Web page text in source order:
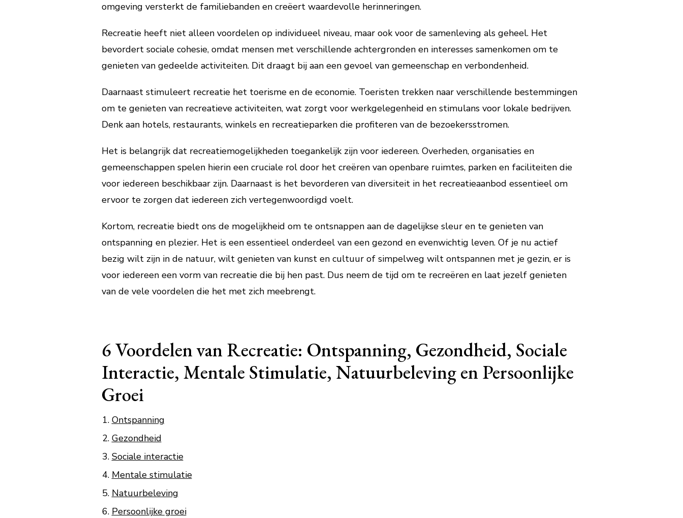
omgeving versterkt de familiebanden en creëert waardevolle herinneringen.
Recreatie heeft niet alleen voordelen op individueel niveau, maar ook voor de samenleving als geheel. Het
bevordert sociale cohesie, omdat mensen met verschillende achtergronden en interesses samenkomen om te
genieten van gedeelde activiteiten. Dit draagt bij aan een gevoel van gemeenschap en verbondenheid.
Daarnaast stimuleert recreatie het toerisme en de economie. Toeristen trekken naar verschillende bestemmingen
om te genieten van recreatieve activiteiten, wat zorgt voor werkgelegenheid en stimulans voor lokale bedrijven.
Denk aan hotels, restaurants, winkels en recreatieparken die profiteren van de bezoekersstromen.
Het is belangrijk dat recreatiemogelijkheden toegankelijk zijn voor iedereen. Overheden, organisaties en
gemeenschappen spelen hierin een cruciale rol door het creëren van openbare ruimtes, parken en faciliteiten die
voor iedereen beschikbaar zijn. Daarnaast is het bevorderen van diversiteit in het recreatieaanbod essentieel om
ervoor te zorgen dat iedereen zich vertegenwoordigd voelt.
Kortom, recreatie biedt ons de mogelijkheid om te ontsnappen aan de dagelijkse sleur en te genieten van
ontspanning en plezier. Het is een essentieel onderdeel van een gezond en evenwichtig leven. Of je nu actief
bezig wilt zijn in de natuur, wilt genieten van kunst en cultuur of simpelweg wilt ontspannen met je gezin, er is
voor iedereen een vorm van recreatie die bij hen past. Dus neem de tijd om te recreëren en laat jezelf genieten
van de vele voordelen die het met zich meebrengt.
6 Voordelen van Recreatie: Ontspanning, Gezondheid, Sociale
Interactie, Mentale Stimulatie, Natuurbeleving en Persoonlijke
Groei
Ontspanning
Gezondheid
Sociale interactie
Mentale stimulatie
Natuurbeleving
Persoonlijke groei